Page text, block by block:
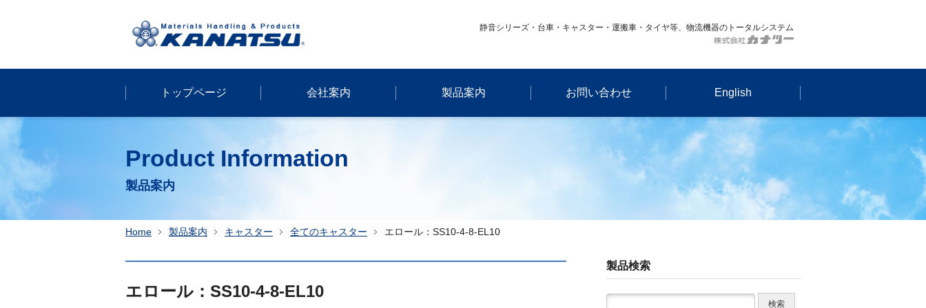
静音シリーズ・台車・キャスター・運搬車・タイヤ等、物流機器のトータルシステム
トップページ 会社案内 製品案内 お問い合わせ English
Product Information
製品案内
Home 製品案内 キャスター 全てのキャスター エロール：SS10-4-8-EL10
エロール：SS10-4-8-EL10
製品検索